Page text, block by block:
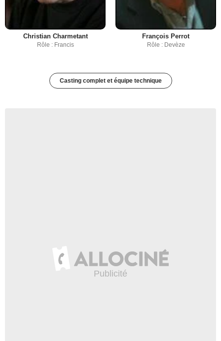
Christian Charmetant
Rôle : Francis
François Perrot
Rôle : Devèze
Casting complet et équipe technique